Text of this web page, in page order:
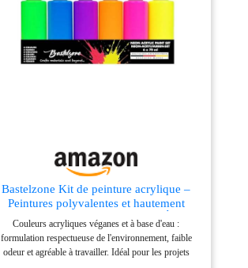
Bastelzone Kit de peinture acrylique –
Peintures polyvalentes et hautement
pigmentées pour loisirs et artistes. À base
d'eau, opaque, lumineuse et prête à
l'emploi, végétalienne (6 couleurs fluo x
60
Couleurs acryliques véganes et à base d'eau :
formulation respectueuse de l'environnement, faible
odeur et agréable à travailler. Idéal pour les projets